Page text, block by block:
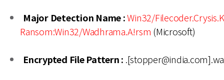
Major Detection Name :Win32/Filecoder.Crysis.K
Ransom:Win32/Wadhrama.A!rsm (Microsoft)
Encrypted File Pattern :